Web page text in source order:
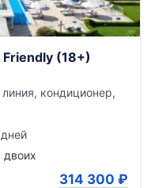
Friendly (18+)
кондиционер,
дней
двоих
314 300 ₽